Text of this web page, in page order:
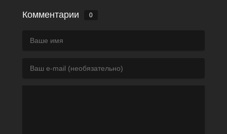
Комментарии 0